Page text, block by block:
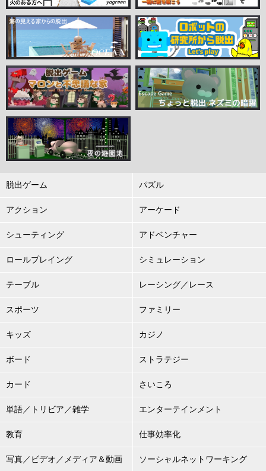
脱出ゲーム パズル
アクション アーケード
シューティング アドベンチャー
ロールプレイング シミュレーション
テーブル レーシング／レース
スポーツ ファミリー
キッズ カジノ
ボード ストラテジー
カード さいころ
単語／トリビア／雑学 エンターテインメント
教育 仕事効率化
写真／ビデオ／メディア＆動画 ソーシャルネットワーキング